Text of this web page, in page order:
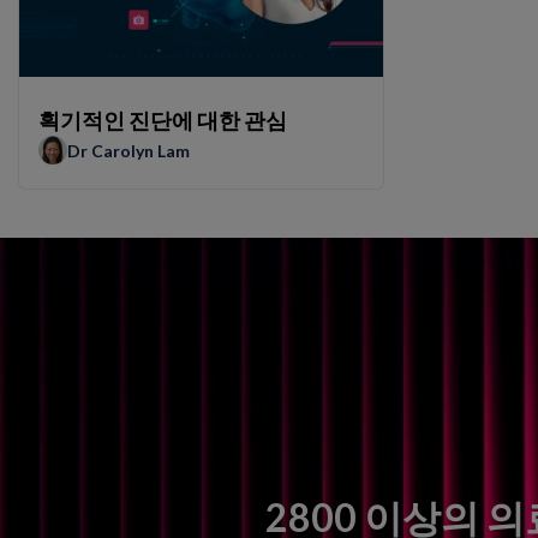
획기적인 진단에 대한 관심
Dr Carolyn Lam
2800 이상의